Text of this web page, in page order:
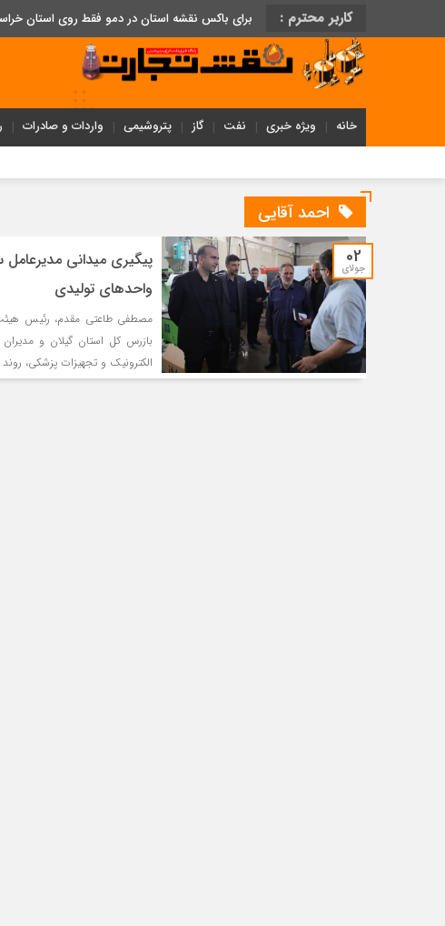
کاربر محترم : برای باکس نقشه استان در دمو فقط روی استان
خانه ویژه خبری نفت گاز پتروشیمی واردات و صادرات
احمد آقایی
02
جولای
پیگیری میدانی
واحدهای تولیدی
مصطفی طاعتی مقدم، رئیس
بازرس کل استان گیلان و
الکترونیک و تجهیزات پزشکی،